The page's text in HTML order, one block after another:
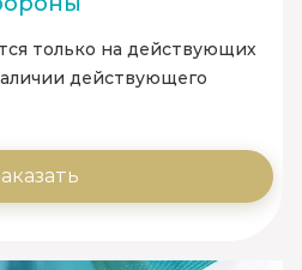
только на действующих
действующего